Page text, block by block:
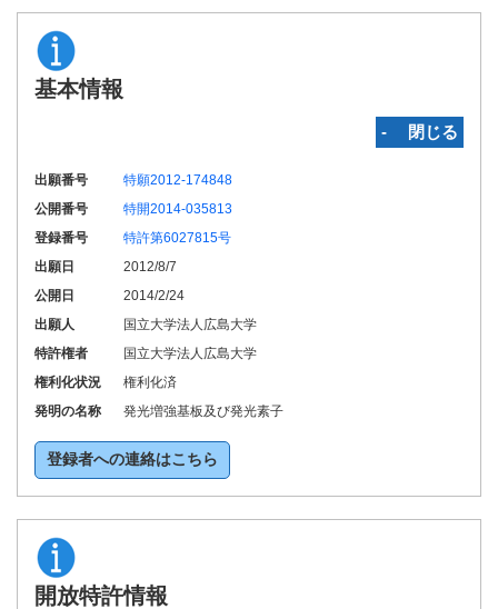
基本情報
‐ 閉じる
出願番号
特願2012-174848
公開番号
特開2014-035813
登録番号
特許第6027815号
出願日
2012/8/7
公開日
2014/2/24
出願人
国立大学法人広島大学
特許権者
国立大学法人広島大学
権利化状況
権利化済
発明の名称
発光増強基板及び発光素子
登録者への連絡はこちら
開放特許情報